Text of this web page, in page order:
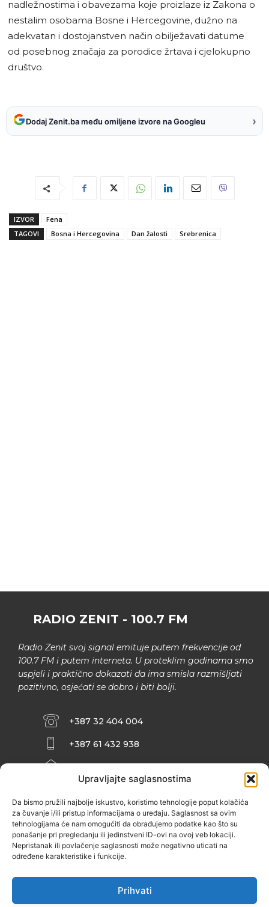
Upravljajte saglasnostima
Da bismo pružili najbolje iskustvo, koristimo tehnologije poput kolačića
za čuvanje i/ili pristup informacijama o uređaju. Saglasnost sa ovim
tehnologijama će nam omogućiti da obrađujemo podatke kao što su
ponašanje pri pregledanju ili jedinstveni ID-ovi na ovoj veb lokaciji.
Nepristanak ili povlačenje saglasnosti može negativno uticati na
određene karakteristike i funkcije.
Prihvati
nadležnostima i obavezama koje proizlaze iz Zakona o
nestalim osobama Bosne i Hercegovine, dužno na
adekvatan i dostojanstven način obilježavati datume
od posebnog značaja za porodice žrtava i cjelokupno
društvo.
Dodaj Zenit.ba među omiljene izvore na Googleu ›
IZVOR
Fena
TAGOVI
Bosna i Hercegovina Dan žalosti Srebrenica
RADIO ZENIT - 100.7 FM
Radio Zenit svoj signal emituje putem frekvencije od
100.7 FM i putem interneta. U proteklim godinama smo
uspjeli i praktično dokazati da ima smisla razmišljati
pozitivno, osjećati se dobro i biti bolji.
+387 32 404 004
+387 61 432 938
INFO@ZENIT.BA
ZENIČANKA, 3. SPRAT), 72000 ZENICA